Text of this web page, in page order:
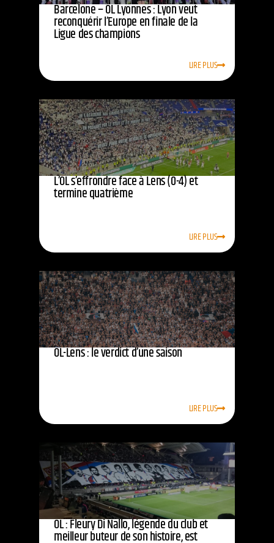
Barcelone – OL Lyonnes : Lyon veut
reconquérir l’Europe en finale de la
Ligue des champions
LIRE PLUS
L’OL s’effrondre face à Lens (0-4) et
termine quatrième
LIRE PLUS
OL-Lens : le verdict d’une saison
LIRE PLUS
OL : Fleury Di Nallo, légende du club et
meilleur buteur de son histoire, est